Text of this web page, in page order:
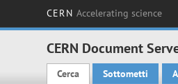
CERN Accelerating science
CERN Document
Cerca Sottometti